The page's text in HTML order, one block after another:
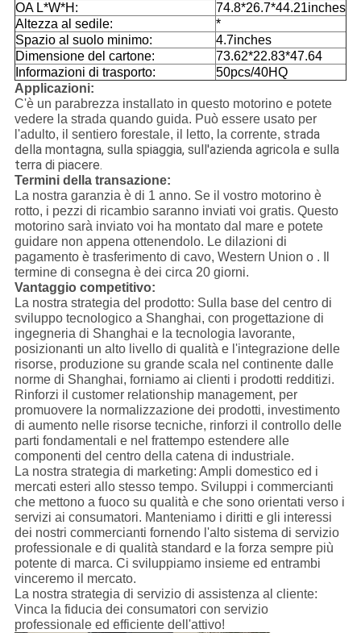
OA L*W*H:
74.8*26.7*44.21inches
Altezza al sedile:
*
Spazio al suolo minimo:
4.7inches
Dimensione del cartone:
73.62*22.83*47.64
Informazioni di trasporto:
50pcs/40HQ
Applicazioni:
C'è un parabrezza installato in questo motorino e potete
vedere la strada quando guida. Può essere usato per
l'adulto, il sentiero forestale, il letto, la corrente, strada
della montagna, sulla spiaggia, sull'azienda agricola e sulla
terra di piacere.
Termini della transazione:
La nostra garanzia è di 1 anno. Se il vostro motorino è
rotto, i pezzi di ricambio saranno inviati voi gratis. Questo
motorino sarà inviato voi ha montato dal mare e potete
guidare non appena ottenendolo. Le dilazioni di
pagamento è trasferimento di cavo, Western Union o . Il
termine di consegna è dei circa 20 giorni.
Vantaggio competitivo:
La nostra strategia del prodotto: Sulla base del centro di
sviluppo tecnologico a Shanghai, con progettazione di
ingegneria di Shanghai e la tecnologia lavorante,
posizionanti un alto livello di qualità e l'integrazione delle
risorse, produzione su grande scala nel continente dalle
norme di Shanghai, forniamo ai clienti i prodotti redditizi.
Rinforzi il customer relationship management, per
promuovere la normalizzazione dei prodotti, investimento
di aumento nelle risorse tecniche, rinforzi il controllo delle
parti fondamentali e nel frattempo estendere alle
componenti del centro della catena di industriale.
La nostra strategia di marketing: Ampli domestico ed i
mercati esteri allo stesso tempo. Sviluppi i commercianti
che mettono a fuoco su qualità e che sono orientati verso i
servizi ai consumatori. Manteniamo i diritti e gli interessi
dei nostri commercianti fornendo l'alto sistema di servizio
professionale e di qualità standard e la forza sempre più
potente di marca. Ci sviluppiamo insieme ed entrambi
vinceremo il mercato.
La nostra strategia di servizio di assistenza al cliente:
Vinca la fiducia dei consumatori con servizio
professionale ed efficiente dell'attivo!